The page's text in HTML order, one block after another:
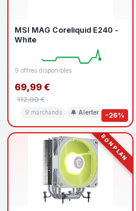
-26%
MSI MAG Coreliquid E240 -
White
9 offres disponibles
69,99 €
112,00 €
9 marchands 🔔 Alerter
BON PLAN